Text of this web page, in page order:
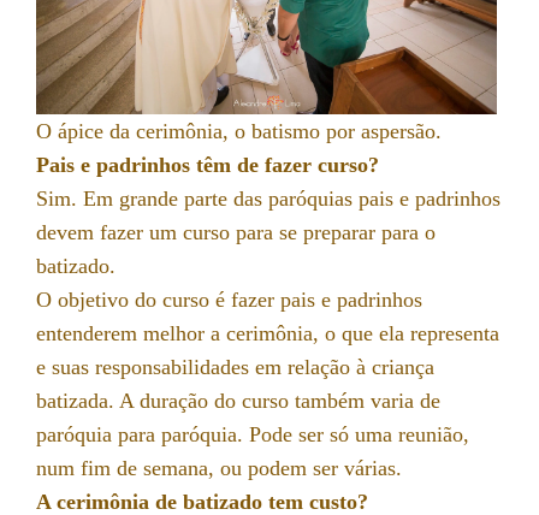
O ápice da cerimônia, o batismo por aspersão.
Pais e padrinhos têm de fazer curso?
Sim. Em grande parte das paróquias pais e padrinhos
devem fazer um curso para se preparar para o
batizado.
O objetivo do curso é fazer pais e padrinhos
entenderem melhor a cerimônia, o que ela representa
e suas responsabilidades em relação à criança
batizada. A duração do curso também varia de
paróquia para paróquia. Pode ser só uma reunião,
num fim de semana, ou podem ser várias.
A cerimônia de batizado tem custo?